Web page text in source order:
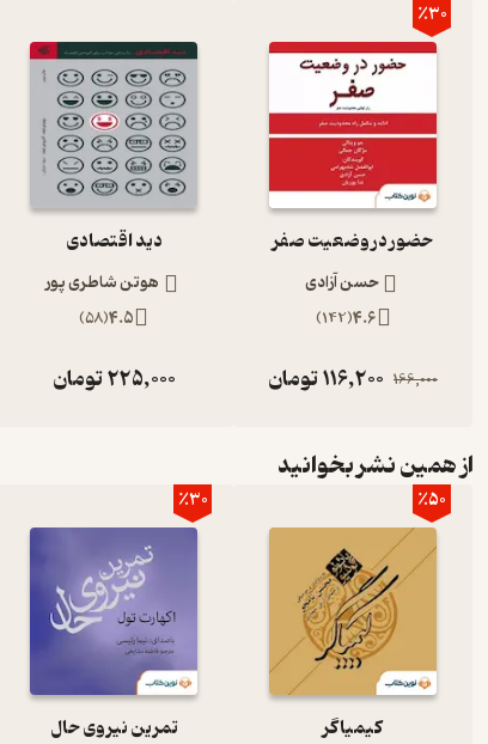
٪30
حضور در وضعیت صفر
حسن آزادی
4.6
(
142
)
166,000
116,200تومان
دید اقتصادی
هوتن شاطری پور
4.5
(
58
)
225,000تومان
از همین نشر بخوانید
٪50
کیمیاگر
٪30
تمرین نیروی حال